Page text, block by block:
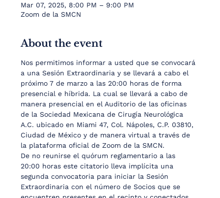
Mar 07, 2025, 8:00 PM – 9:00 PM
Zoom de la SMCN
About the event
Nos permitimos informar a usted que se convocará
a una Sesión Extraordinaria y se llevará a cabo el
próximo 7 de marzo a las 20:00 horas de forma
presencial e híbrida. La cual se llevará a cabo de
manera presencial en el Auditorio de las oficinas
de la Sociedad Mexicana de Cirugía Neurológica
A.C. ubicado en Miami 47, Col. Nápoles, C.P. 03810,
Ciudad de México y de manera virtual a través de
la plataforma oficial de Zoom de la SMCN.
De no reunirse el quórum reglamentario a las
20:00 horas este citatorio lleva implícita una
segunda convocatoria para iniciar la Sesión
Extraordinaria con el número de Socios que se